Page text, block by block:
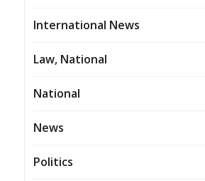
International News
Law, National
National
News
Politics